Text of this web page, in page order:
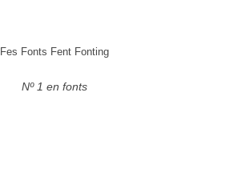
Fes Fonts Fent Fonting
Nº 1 en fonts